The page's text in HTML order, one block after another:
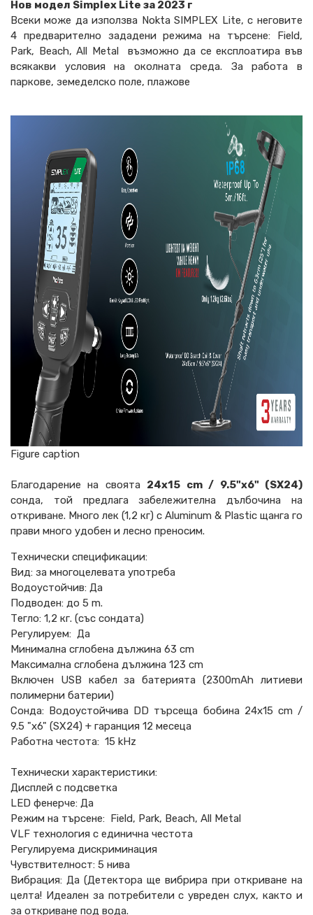
Нов модел Simplex Lite за 2023 г
Всеки може да използва Nokta SIMPLEX Lite, с неговите
4 предварително зададени режима на търсене: Field,
Park, Beach, All Metal възможно да се експлоатира във
всякакви условия на околната среда. За работа в
паркове, земеделско поле, плажове
Figure caption
Благодарение на своята 24x15 cm / 9.5"x6" (SX24)
сонда, той предлага забележителна дълбочина на
откриване. Много лек (1,2 кг) с Aluminum & Plastic щанга го
прави много удобен и лесно преносим.
Технически спецификации:
Вид: за многоцелевата употреба
Водоустойчив: Да
Подводен: до 5 m.
Тегло: 1,2 кг. (със сондата)
Регулируем: Да
Минимална сглобена дължина 63 cm
Максимална сглобена дължина 123 cm
Включен USB кабел за батерията (2300mAh литиеви
полимерни батерии)
Сонда: Водоустойчива DD търсеща бобина 24x15 cm /
9.5 "x6" (SX24) + гаранция 12 месеца
Работна честота: 15 kHz
Технически характеристики:
Дисплей с подсветка
LED фенерче: Да
Режим на търсене: Field, Park, Beach, All Metal
VLF технология с единична честота
Регулируема дискриминация
Чувствителност: 5 нива
Вибрация: Да (Детектора ще вибрира при откриване на
целта! Идеален за потребители с увреден слух, както и
за откриване под вода.